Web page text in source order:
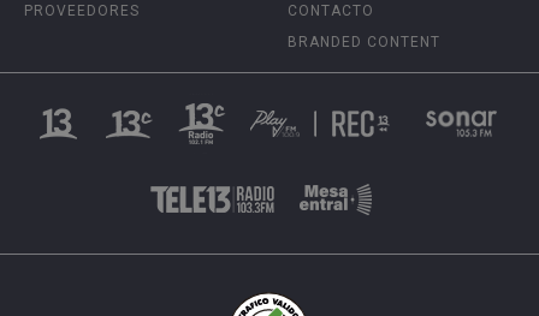
PROVEEDORES
CONTACTO
BRANDED CONTENT